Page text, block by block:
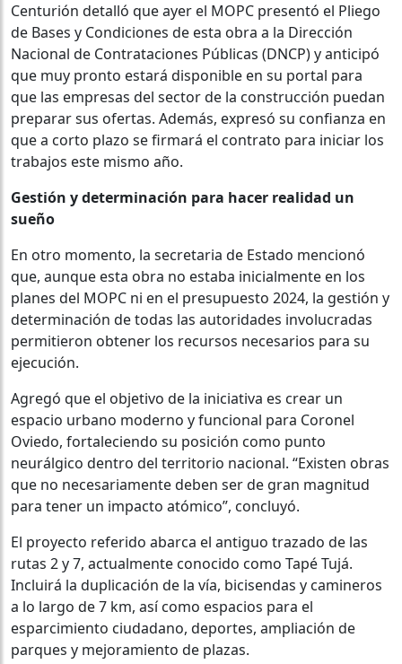
Centurión detalló que ayer el MOPC presentó el Pliego
de Bases y Condiciones de esta obra a la Dirección
Nacional de Contrataciones Públicas (DNCP) y anticipó
que muy pronto estará disponible en su portal para
que las empresas del sector de la construcción puedan
preparar sus ofertas. Además, expresó su confianza en
que a corto plazo se firmará el contrato para iniciar los
trabajos este mismo año.
Gestión y determinación para hacer realidad un
sueño
En otro momento, la secretaria de Estado mencionó
que, aunque esta obra no estaba inicialmente en los
planes del MOPC ni en el presupuesto 2024, la gestión y
determinación de todas las autoridades involucradas
permitieron obtener los recursos necesarios para su
ejecución.
Agregó que el objetivo de la iniciativa es crear un
espacio urbano moderno y funcional para Coronel
Oviedo, fortaleciendo su posición como punto
neurálgico dentro del territorio nacional. “Existen obras
que no necesariamente deben ser de gran magnitud
para tener un impacto atómico”, concluyó.
El proyecto referido abarca el antiguo trazado de las
rutas 2 y 7, actualmente conocido como Tapé Tujá.
Incluirá la duplicación de la vía, bicisendas y camineros
a lo largo de 7 km, así como espacios para el
esparcimiento ciudadano, deportes, ampliación de
parques y mejoramiento de plazas.